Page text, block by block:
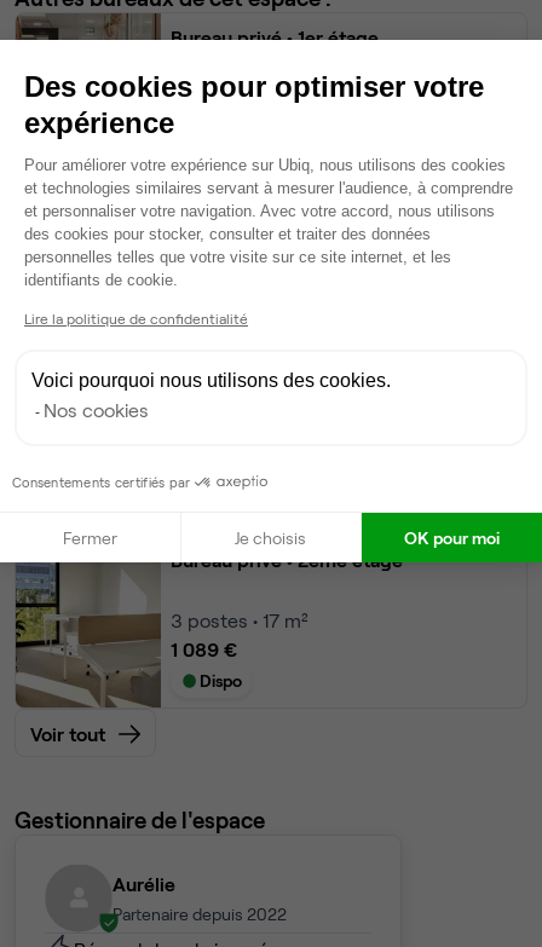
Bureau privé• 1er étage
12 postes • 50 m²
3 200 €
Dispo
Bureau privé• 1er étage
9
Dispo
Bureau privé • 1er étage
1 960 €
Bureau privé• 2ème étage
3 postes • 17 m²
1 089 €
Dispo
Voir tout
Gestionnaire de l'espace
Aurélie
Partenaire depuis 2022
Des cookies pour optimiser votre
expérience
Plateforme de Gestion du
Pour améliorer votre expérience sur Ubiq, nous utilisons des cookies
et technologies similaires servant à mesurer l'audience, à comprendre
et personnaliser votre navigation. Avec votre accord, nous utilisons
des cookies pour stocker, consulter et traiter des données
personnelles telles que votre visite sur ce site internet, et les
identifiants de cookie.
Lire la politique de confidentialité
Voici pourquoi nous utilisons des cookies.
Nos cookies
Consentements certifiés par
Fermer Je choisis OK pour moi